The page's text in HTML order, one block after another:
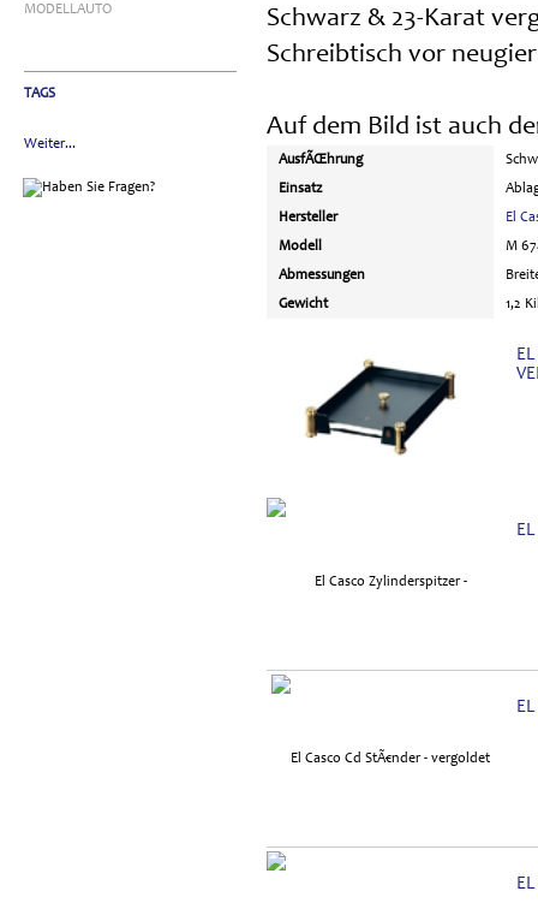
MODELLAUTO
TAGS
Weiter...
Schwarz & 23-Karat
Schreibtisch vor
Auf dem Bild ist auch
AusfÃŒhrung
Einsatz
Hersteller
El
Modell
M
Abmessungen
Gewicht
1,2